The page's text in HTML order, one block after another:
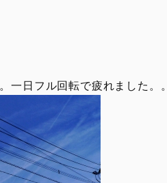
一日フル回転で疲れました。。